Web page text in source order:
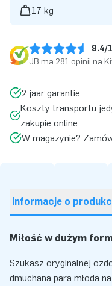
17 kg
9.4/
JB ma 281 opinii na
2 jaar garantie
Koszty transportu
zakupie online
W magazynie?
Informacje o
Miłość w dużym
Szukasz oryginalnej
dmuchana para młoda